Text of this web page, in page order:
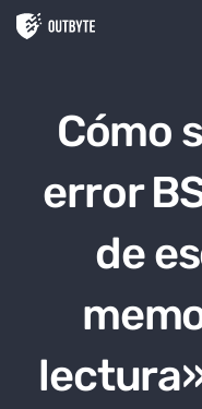
Saltar al contenido
Cómo
error
de